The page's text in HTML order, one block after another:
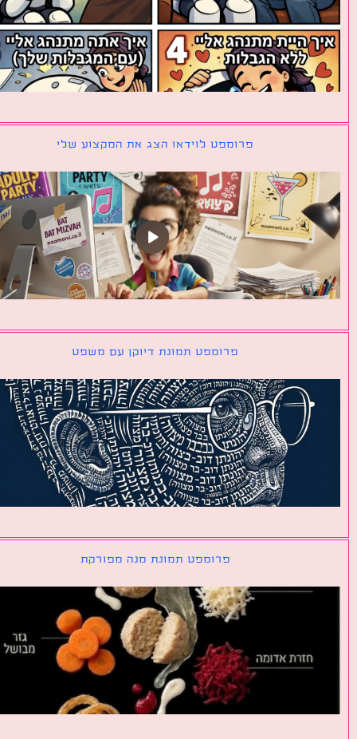
פרומפט לוידאו הצג את המקצוע שלי
פרומפט תמונת דיוקן עם משפט
פרומפט תמונת מנה מפורקת